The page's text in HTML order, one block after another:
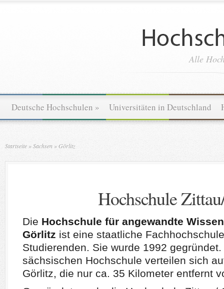
Alle
Deutsche Hochschulen » Universitäten in Deutschland
Startseite »Sachsen »Görlitz
Hochschule
Die Hochschule für angewandte
Görlitz ist eine staatliche
Studierenden. Sie wurde 1992
sächsischen Hochschule verteilen sich
Görlitz, die nur ca. 35 Kilometer entfernt